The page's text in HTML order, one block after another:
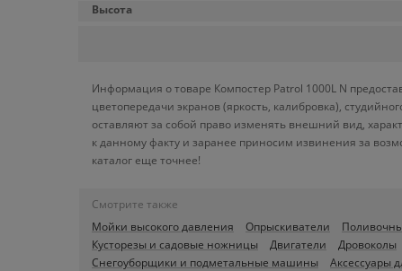
Высота
Информация о товаре Компостер Patrol 1000L N
цветопередачи экранов (яркость, калибровка),
оставляют за собой право изменять внешний вид,
к данному факту и заранее приносим извинения за
каталог еще точнее!
Смотрите также
Мойки высокого давления
Опрыскиватели
Кусторезы и садовые ножницы
Двигатели Дровоколы
Снегоуборщики и подметальные машины
Аксессуары